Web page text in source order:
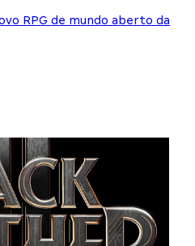
RPG de mundo aberto da